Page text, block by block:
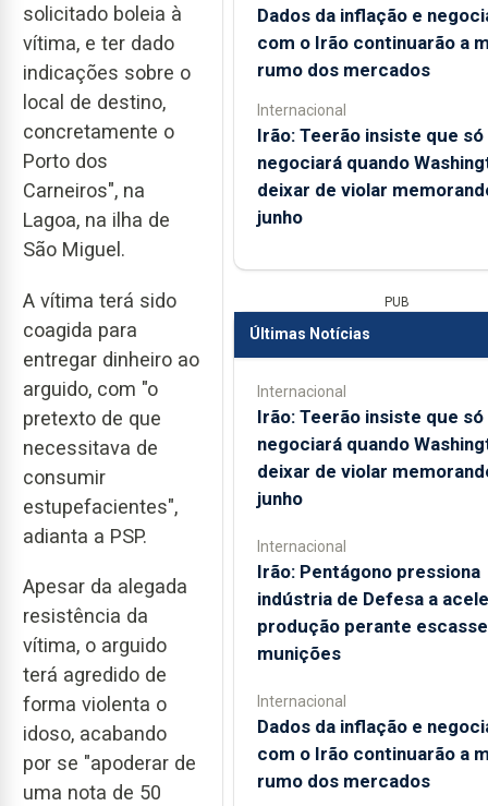
solicitado boleia à
vítima, e ter dado
indicações sobre o
local de destino,
concretamente o
Porto dos
Carneiros", na
Lagoa, na ilha de
São Miguel.
A vítima terá sido
coagida para
entregar dinheiro ao
arguido, com "o
pretexto de que
necessitava de
consumir
estupefacientes",
adianta a PSP.
Apesar da alegada
resistência da
vítima, o arguido
terá agredido de
forma violenta o
idoso, acabando
por se "apoderar de
uma nota de 50
Dados da inflação e
com o Irão continuarão a
rumo dos mercados
Internacional
Irão: Teerão insiste que só
negociará quando
deixar de violar
junho
PUB
Últimas Notícias
Internacional
Irão: Teerão insiste que só
negociará quando
deixar de violar
junho
Internacional
Irão: Pentágono pressiona
indústria de Defesa a
produção perante
munições
Internacional
Dados da inflação e
com o Irão continuarão a
rumo dos mercados